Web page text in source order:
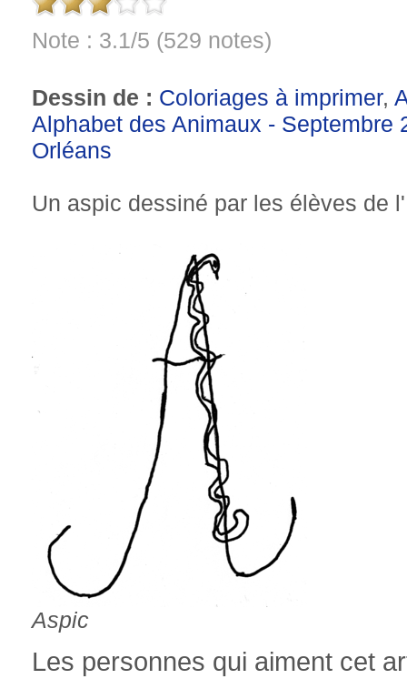
Note : 3.1/5 (529 notes)
Dessin de : Coloriages à imprimer,
Alphabet des Animaux - Septembre
Orléans
Un aspic dessiné par les élèves de
Aspic
Les personnes qui aiment cet